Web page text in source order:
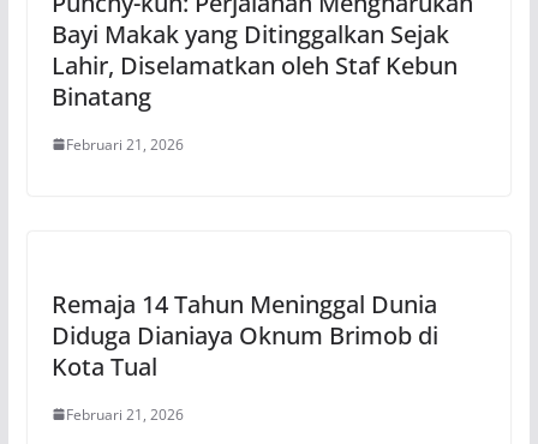
Bayi Makak yang Ditinggalkan Sejak
Lahir, Diselamatkan oleh Staf Kebun
Binatang
Februari 21, 2026
Remaja 14 Tahun Meninggal Dunia
Diduga Dianiaya Oknum Brimob di
Kota Tual
Februari 21, 2026